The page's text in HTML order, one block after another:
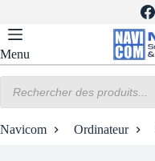
contenu
Menu
produits
Navicom Ordinateur